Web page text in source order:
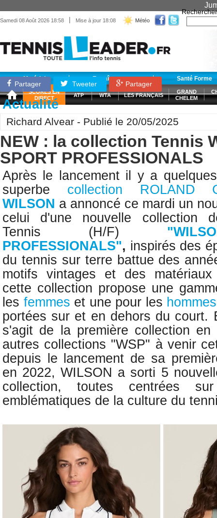
Samedi 08 Août 2026 18:58 | Mise à jour 18:08 Météo
Rechercher
Matériel Entraînement Santé Forme
SCORES EN
DIRECT
ATP WTA LES FRANÇAIS
GRAND
CHELEM
Partager Tweeter Partager
Actualité
Richard Alvear - Publié le 20/05/2025
NEW : la collection Tennis
SPORT PROFESSIONALS
Après le lancement il y a
superbe collection ROLAND
WILSON a annoncé ce mardi un
celui d'une nouvelle collection
Tennis (H/F)
PROFESSIONALS", inspirés des
du tennis sur terre battue des
motifs vintages et des
cette collection propose une
les femmes et une pour les hommes
portées sur et en dehors du court.
s'agit de la première collection
autres collections "WSP" à venir
depuis le lancement de sa
en 2022, WILSON a sorti 5
collection, toutes centrées
emblématiques de la culture du